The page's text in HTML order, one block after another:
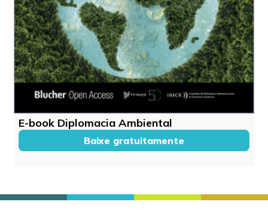
E-book Diplomacia Ambiental
Baixe gratuitamente